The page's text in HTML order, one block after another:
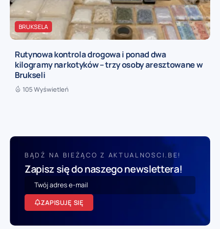
BRUKSELA
Rutynowa kontrola drogowa i ponad dwa
kilogramy narkotyków – trzy osoby aresztowane w
Brukseli
105 Wyświetleń
BĄDŹ NA BIEŻĄCO Z AKTUALNOSCI.BE!
Zapisz się do naszego newslettera!
ZAPISUJĘ SIĘ